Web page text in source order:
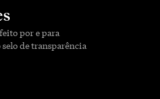
por e para
de transparência